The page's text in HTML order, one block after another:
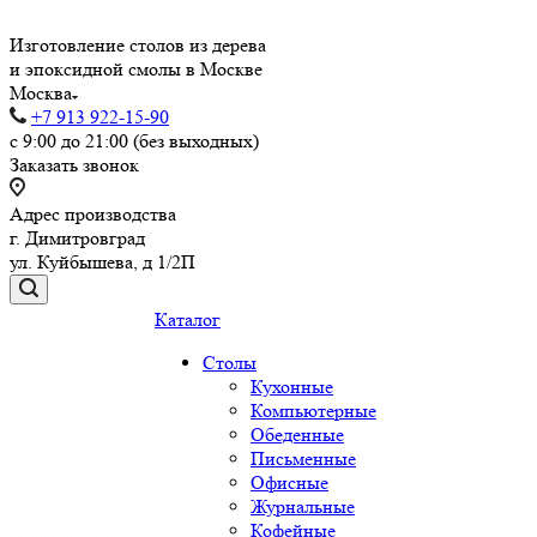
Изготовление столов из дерева
и эпоксидной смолы в Москве
Москва
+7 913 922-15-90
с 9:00 до 21:00 (без выходных)
Заказать звонок
Адрес производства
г. Димитровград
ул. Куйбышева, д 1/2П
Каталог
Столы
Кухонные
Компьютерные
Обеденные
Письменные
Офисные
Журнальные
Кофейные